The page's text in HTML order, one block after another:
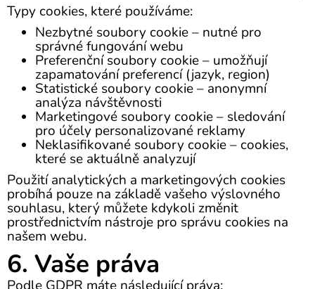
Typy cookies, které používáme:
Nezbytné soubory cookie – nutné pro
správné fungování webu
Preferenční soubory cookie – umožňují
zapamatování preferencí (jazyk, region)
Statistické soubory cookie – anonymní
analýza návštěvnosti
Marketingové soubory cookie – sledování
pro účely personalizované reklamy
Neklasifikované soubory cookie – cookies,
které se aktuálně analyzují
Použití analytických a marketingových cookies
probíhá pouze na základě vašeho výslovného
souhlasu, který můžete kdykoli změnit
prostřednictvím nástroje pro správu cookies na
našem webu.
6. Vaše práva